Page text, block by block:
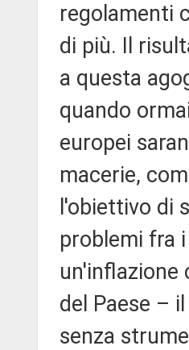
regolamenti
di più. Il
a questa
quando
europei
macerie,
l'obiettivo di
problemi fra
un'inflazione
del Paese –
senza